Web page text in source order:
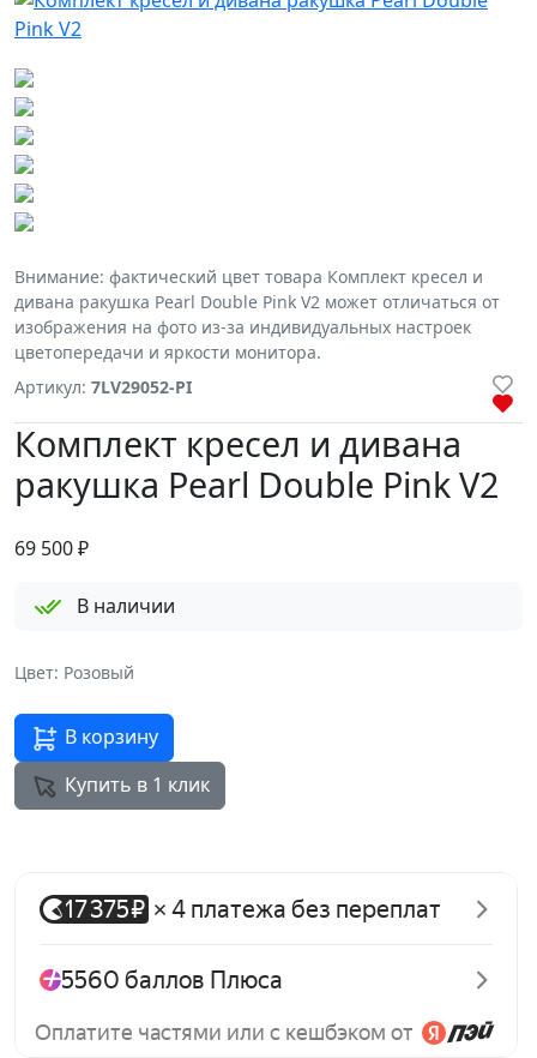
Внимание: фактический цвет товара Комплект кресел и
дивана ракушка Pearl Double Pink V2 может отличаться от
изображения на фото из-за индивидуальных настроек
цветопередачи и яркости монитора.
Артикул: 7LV29052-PI
Комплект кресел и дивана
ракушка Pearl Double Pink V2
69 500₽
В наличии
Цвет: Розовый
В корзину
Купить в 1 клик